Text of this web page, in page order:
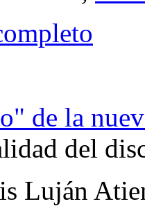
de la
del
Luján